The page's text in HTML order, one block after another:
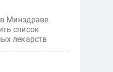
Минздраве
список
лекарств